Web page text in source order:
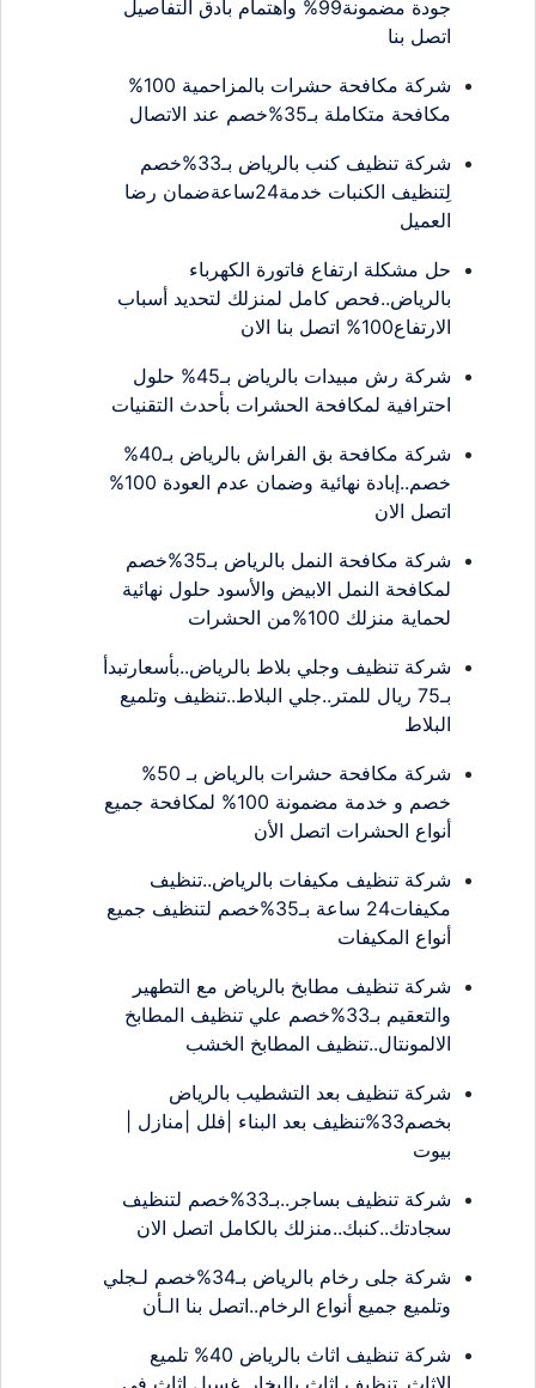
جودة مضمونة99% واهتمام بأدق التفاصيل
اتصل بنا
شركة مكافحة حشرات بالمزاحمية 100%
مكافحة متكاملة بـ35%خصم عند الاتصال
شركة تنظيف كنب بالرياض بـ33%خصم
لِتنظيف الكنبات خدمة24ساعةضمان رضا
العميل
حل مشكلة ارتفاع فاتورة الكهرباء
بالرياض..فحص كامل لمنزلك لتحديد أسباب
الارتفاع100% اتصل بنا الان
شركة رش مبيدات بالرياض بـ45% حلول
احترافية لمكافحة الحشرات بأحدث التقنيات
شركة مكافحة بق الفراش بالرياض بـ40%
خصم..إبادة نهائية وضمان عدم العودة 100%
اتصل الان
شركة مكافحة النمل بالرياض بـ35%خصم
لمكافحة النمل الابيض والأسود حلول نهائية
لحماية منزلك 100%من الحشرات
شركة تنظيف وجلي بلاط بالرياض..بأسعارتبدأ
بـ75 ريال للمتر..جلي البلاط..تنظيف وتلميع
البلاط
شركة مكافحة حشرات بالرياض بـ 50%
خصم و خدمة مضمونة 100% لمكافحة جميع
أنواع الحشرات اتصل الأن
شركة تنظيف مكيفات بالرياض..تنظيف
مكيفات24 ساعة بـ35%خصم لتنظيف جميع
أنواع المكيفات
شركة تنظيف مطابخ بالرياض مع التطهير
والتعقيم بـ33%خصم علي تنظيف المطابخ
الالمونتال..تنظيف المطابخ الخشب
شركة تنظيف بعد التشطيب بالرياض
بخصم33%تنظيف بعد البناء |فلل |منازل |
بيوت
شركة تنظيف بساجر..بـ33%خصم لتنظيف
سجادتك..كنبك..منزلك بالكامل اتصل الان
شركة جلى رخام بالرياض بـ34%خصم لـجلي
وتلميع جميع أنواع الرخام..اتصل بنا الـأن
شركة تنظيف اثاث بالرياض 40% تلميع